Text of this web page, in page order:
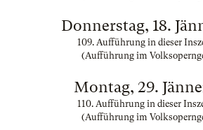
Donnerstag, 18.
109. Aufführung in dieser
(Aufführung im
Montag, 29.
110. Aufführung in dieser
(Aufführung im